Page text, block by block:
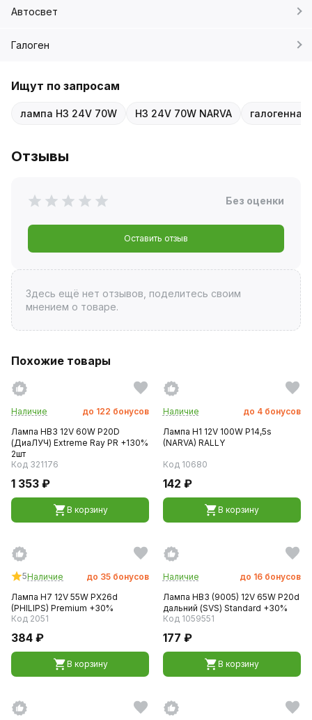
Автосвет
Галоген
Ищут по запросам
лампа H3 24V 70W H3 24V 70W NARVA
Отзывы
Без оценки
Оставить отзыв
Здесь ещё нет отзывов, поделитесь своим
мнением о товаре.
Похожие товары
Наличие до 122 бонусов
Лампа HB3 12V 60W P20D
(ДиаЛУЧ) Extreme Ray PR +130%
2шт
Код 321176
1 353 ₽
В корзину
Наличие до 4 бонусов
Лампа H1 12V 100W P14,5s
(NARVA) RALLY
Код 10680
142 ₽
В корзину
5Наличие до 35 бонусов
Лампа H7 12V 55W PX26d
(PHILIPS) Premium +30%
Код 2051
384 ₽
В корзину
Наличие до 16 бонусов
Лампа HB3 (9005) 12V 65W P20d
дальний (SVS) Standard +30%
Код 1059551
177 ₽
В корзину